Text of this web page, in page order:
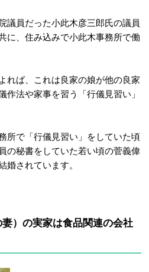
議員だった小此木彦三郎氏の議員
に、住み込みで小此木事務所で働
れば、これは良家の娘が他の良家
作法や家事を習う「行儀見習い」
所で「行儀見習い」をしていた頃
の秘書をしていた若い頃の菅義偉
婚されています。
）の実家は食品関連の会社